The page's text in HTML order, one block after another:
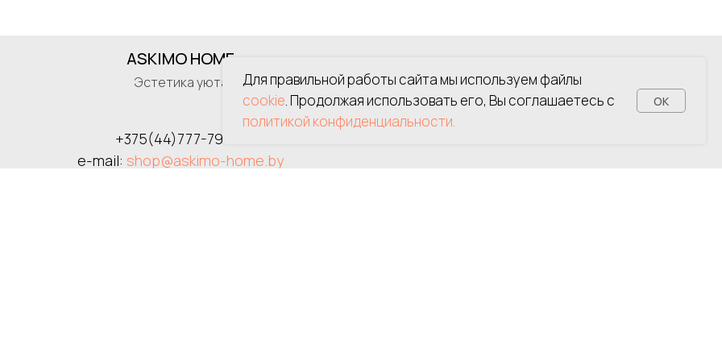
Для правильной работы сайта мы используем файлы
cookie. Продолжая использовать его, Вы соглашаетесь с
политикой конфиденциальности.
OK
ASKIMO HOME
Эстетика уюта
+375(44)777-79-57
e-mail: shop@askimo-home.by